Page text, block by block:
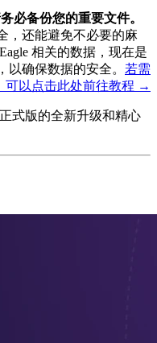
必备份您的重要文件。
，还能避免不必要的麻
相关的数据，现在是
确保数据的安全。 若需
可以点击此处前往教程 →
式版的全新升级和精心